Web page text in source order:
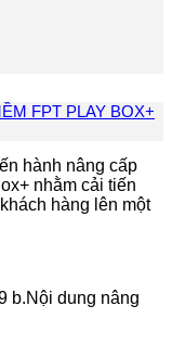
FPT PLAY BOX+
hành nâng cấp
nhằm cải tiến
hàng lên một
b.Nội dung nâng